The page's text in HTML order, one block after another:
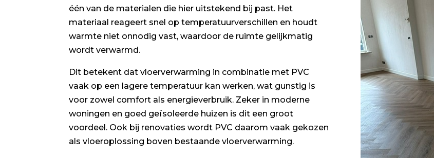
één van de materialen die hier uitstekend bij past. Het
materiaal reageert snel op temperatuurverschillen en houdt
warmte niet onnodig vast, waardoor de ruimte gelijkmatig
wordt verwarmd.
Dit betekent dat vloerverwarming in combinatie met PVC
vaak op een lagere temperatuur kan werken, wat gunstig is
voor zowel comfort als energieverbruik. Zeker in moderne
woningen en goed geïsoleerde huizen is dit een groot
voordeel. Ook bij renovaties wordt PVC daarom vaak gekozen
als vloeroplossing boven bestaande vloerverwarming.